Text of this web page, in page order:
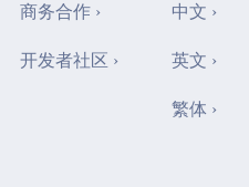
商务合作 ›
开发者社区 ›
中文 ›
英文 ›
繁体 ›